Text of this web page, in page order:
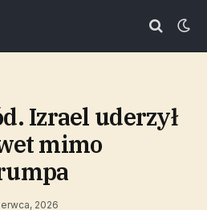
Izrael uderzył
mimo
2026